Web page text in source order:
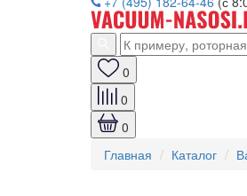
0
0
0
Главная
Каталог